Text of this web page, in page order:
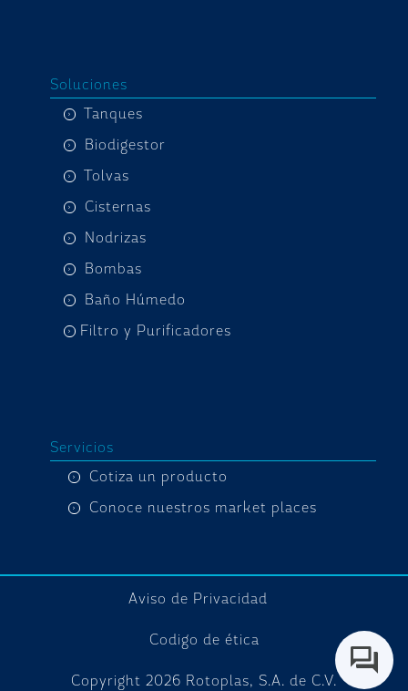
Soluciones
Tanques
Biodigestor
Tolvas
Cisternas
Nodrizas
Bombas
Baño Húmedo
Filtro y Purificadores
Servicios
Cotiza un producto
Conoce nuestros market places
Aviso de Privacidad
Codigo de ética
Copyright 2026 Rotoplas, S.A. de C.V.